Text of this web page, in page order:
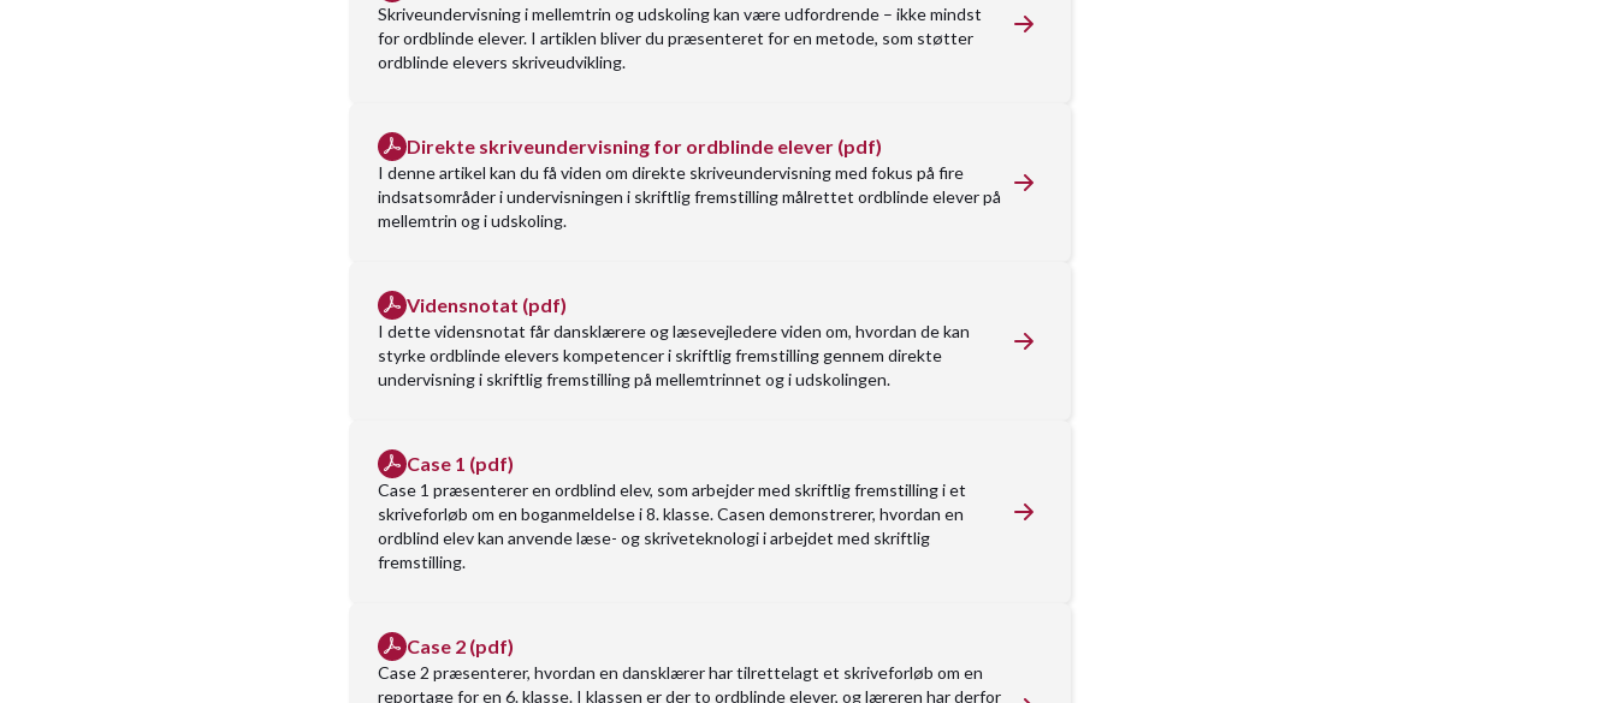
Skriveundervisning i mellemtrin og udskoling kan være udfordrende – ikke mindst
for ordblinde elever. I artiklen bliver du præsenteret for en metode, som støtter
ordblinde elevers skriveudvikling.
Direkte skriveundervisning for ordblinde elever (pdf)
I denne artikel kan du få viden om direkte skriveundervisning med fokus på fire
indsatsområder i undervisningen i skriftlig fremstilling målrettet ordblinde elever på
mellemtrin og i udskoling.
Vidensnotat (pdf)
I dette vidensnotat får dansklærere og læsevejledere viden om, hvordan de kan
styrke ordblinde elevers kompetencer i skriftlig fremstilling gennem direkte
undervisning i skriftlig fremstilling på mellemtrinnet og i udskolingen.
Case 1 (pdf)
Case 1 præsenterer en ordblind elev, som arbejder med skriftlig fremstilling i et
skriveforløb om en boganmeldelse i 8. klasse. Casen demonstrerer, hvordan en
ordblind elev kan anvende læse- og skriveteknologi i arbejdet med skriftlig
fremstilling.
Case 2 (pdf)
Case 2 præsenterer, hvordan en dansklærer har tilrettelagt et skriveforløb om en
reportage for en 6. klasse. I klassen er der to ordblinde elever, og læreren har derfor